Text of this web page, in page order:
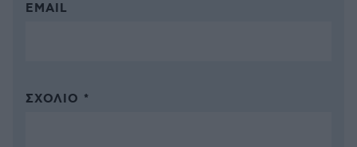
EMAIL
ΣΧΌΛΙΟ *